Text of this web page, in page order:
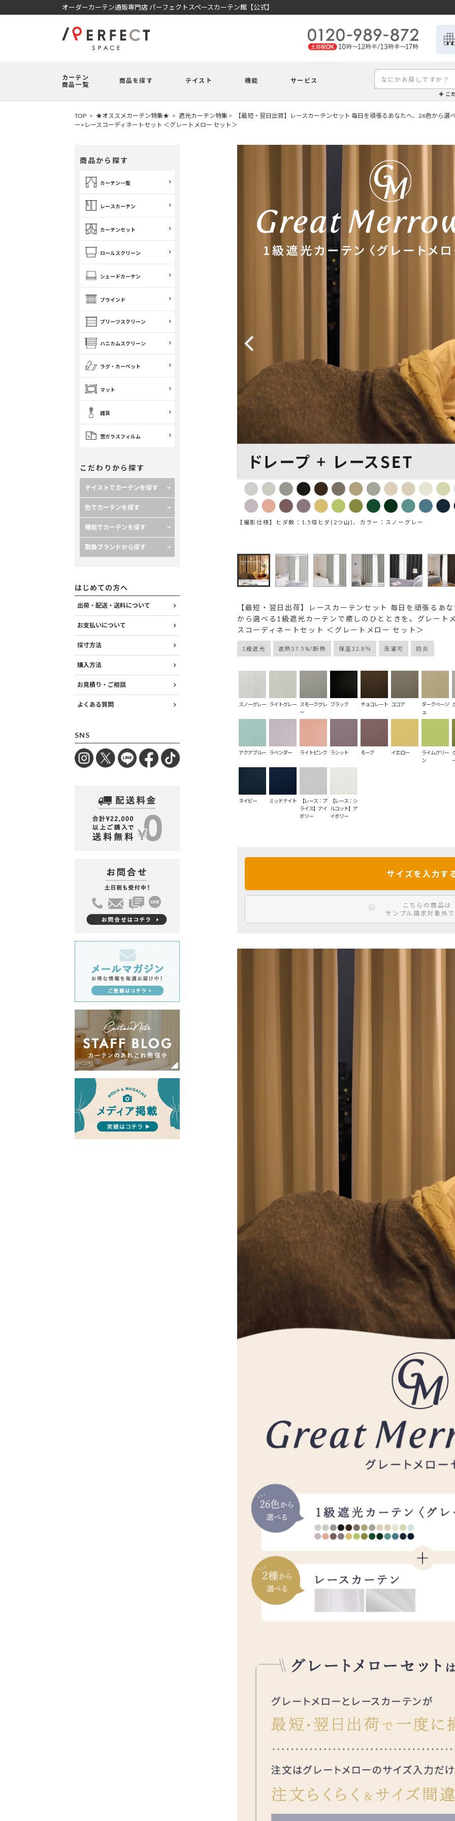
オーダーカーテン通販専門店 パーフェクトスペースカーテン館【公式】
カーテン
商品一覧
商品を探す テイスト 機能 サービス
こ
TOP ★オススメカーテン特集★ 遮光カーテン特集
【最短・翌日出荷】レースカーテンセット 毎日を頑張るあなたへ、26色から
ー×レースコーディネートセット ＜グレートメロー セット＞
商品から探す
カーテン一覧
レースカーテン
カーテンセット
ロールスクリーン
シェードカーテン
ブラインド
プリーツスクリーン
ハニカムスクリーン
ラグ・カーペット
マット
雑貨
窓ガラスフィルム
こだわりから探す
テイストでカーテンを探す
色でカーテンを探す
機能でカーテンを探す
取扱ブランドから探す
はじめての方へ
出荷・配送・送料について
お支払いについて
採寸方法
購入方法
お見積り・ご相談
よくある質問
SNS
【撮影仕様】ヒダ数：1.5倍ヒダ(2つ山)、カラー：スノーグレー
【最短・翌日出荷】レースカーテンセット 毎日を頑張るあ
から選べる1級遮光カーテンで癒しのひとときを。グレート
スコーディネートセット ＜グレートメロー セット＞
1級遮光 遮熱57.5%/断熱 保温32.8％ 洗濯可 防炎
スノーグレー ライトグレー
スモークグレ
ー
ブラック チョコレート ココア
ダークベージ
ュ
アクアブルー ラベンダー ライトピンク ラシット モーブ イエロー
ライムグリー
ン
ネイビー ミッドナイト
【レース：プ
ライス】アイ
ボリー
【レース：シ
ルコット】ア
イボリー
サイズを入力す
こちらの商品は
サンプル請求対象外